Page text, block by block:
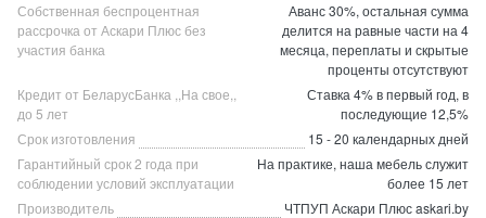
Собственная беспроцентная
рассрочка от Аскари Плюс без
участия банка
Аванс 30%, остальная сумма
делится на равные части на 4
месяца, переплаты и скрытые
проценты отсутствуют
Кредит от БеларусБанка ,,На свое,,
до 5 лет
Ставка 4% в первый год, в
последующие 12,5%
Срок изготовления
15 - 20 календарных дней
Гарантийный срок 2 года при
соблюдении условий эксплуатации
На практике, наша мебель служит
более 15 лет
Производитель
ЧТПУП Аскари Плюс askari.by